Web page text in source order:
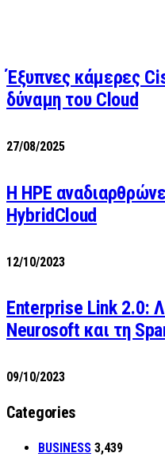
Έξυπνες κάμερες
δύναμη του Cloud
27/08/2025
H HPE
HybridCloud
12/10/2023
Enterprise Link 2.0:
Neurosoft και τη
09/10/2023
Categories
BUSINESS 3,439